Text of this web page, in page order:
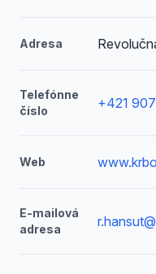
Adresa
Telefónne
číslo
+421
Web
E-mailová
adresa